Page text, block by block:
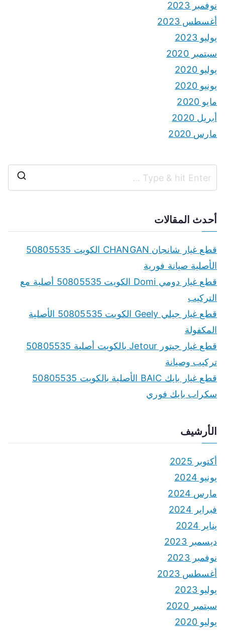
نوفمبر 2023
أغسطس 2023
يوليو 2023
سبتمبر 2020
يوليو 2020
يونيو 2020
مايو 2020
أبريل 2020
مارس 2020
r
أحدث المقالات
قطع غيار شانجان CHANGAN الكويت 50805535
الأصلية صيانة فورية
قطع غيار دومي Domi الكويت 50805535 أصلية مع
التركيب
قطع غيار جيلي Geely الكويت 50805535 الأصلية
المكفولة
قطع غيار جيتور Jetour بالكويت أصلية 50805535
تركيب وصيانة
قطع غيار بايك BAIC الأصلية بالكويت 50805535
سكراب بايك فوري
الأرشيف
أكتوبر 2025
يونيو 2024
مارس 2024
فبراير 2024
يناير 2024
ديسمبر 2023
نوفمبر 2023
أغسطس 2023
يوليو 2023
سبتمبر 2020
يوليو 2020